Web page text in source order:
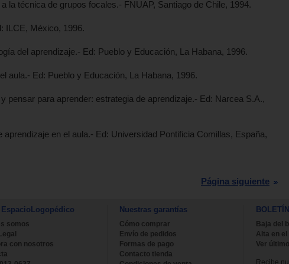
la técnica de grupos focales.- FNUAP, Santiago de Chile, 1994.
ILCE, México, 1996.
del aprendizaje.- Ed: Pueblo y Educación, La Habana, 1996.
aula.- Ed: Pueblo y Educación, La Habana, 1996.
pensar para aprender: estrategia de aprendizaje.- Ed: Narcea S.A.,
aprendizaje en el aula.- Ed: Universidad Pontificia Comillas, España,
Página siguiente
EspacioLogopédico
somos
con nosotros
Nuestras garantías
Cómo comprar
Envío de pedidos
Formas de pago
Contacto tienda
BOLETÍN
Baja del
Alta en el
Ver
Recibe